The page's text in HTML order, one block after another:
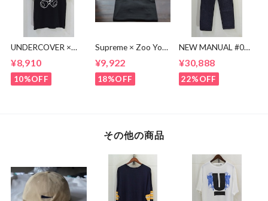
UNDERCOVER ×
KAWAMURA BEAR
TEE
¥8,910
10%OFF
Supreme × Zoo York
¥9,922
18%OFF
NEW MANUAL #017
JEANS / OW
¥30,888
22%OFF
その他の商品